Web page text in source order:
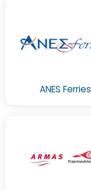
ANES Ferries